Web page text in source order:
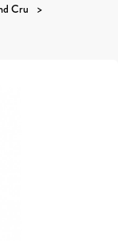
Cru